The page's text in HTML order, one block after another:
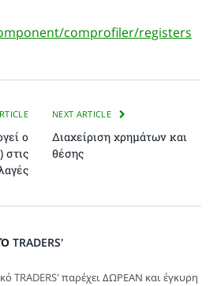
comprofiler/registers
ο
στις
NEXT ARTICLE
Διαχείριση χρημάτων και
θέσης
TRADERS'
TRADERS' παρέχει ΔΩΡΕΑΝ και έγκυρη